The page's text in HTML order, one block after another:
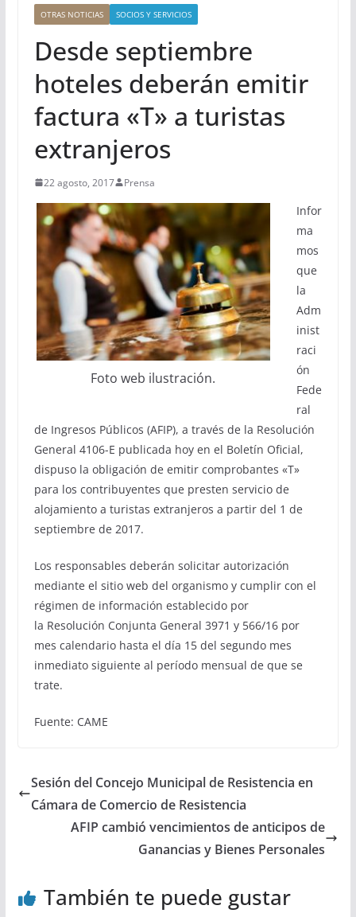
OTRAS NOTICIAS SOCIOS Y SERVICIOS
Desde septiembre
hoteles deberán emitir
factura «T» a turistas
extranjeros
22 agosto, 2017 Prensa
Foto web ilustración.
Infor
ma
mos
que
la
Adm
inist
raci
ón
Fede
ral
de Ingresos Públicos (AFIP), a través de la Resolución
General 4106-E publicada hoy en el Boletín Oficial,
dispuso la obligación de emitir comprobantes «T»
para los contribuyentes que presten servicio de
alojamiento a turistas extranjeros a partir del 1 de
septiembre de 2017.
Los responsables deberán solicitar autorización
mediante el sitio web del organismo y cumplir con el
régimen de información establecido por
la Resolución Conjunta General 3971 y 566/16 por
mes calendario hasta el día 15 del segundo mes
inmediato siguiente al período mensual de que se
trate.
Fuente: CAME
Sesión del Concejo Municipal de Resistencia en
Cámara de Comercio de Resistencia
AFIP cambió vencimientos de anticipos de
Ganancias y Bienes Personales
También te puede gustar